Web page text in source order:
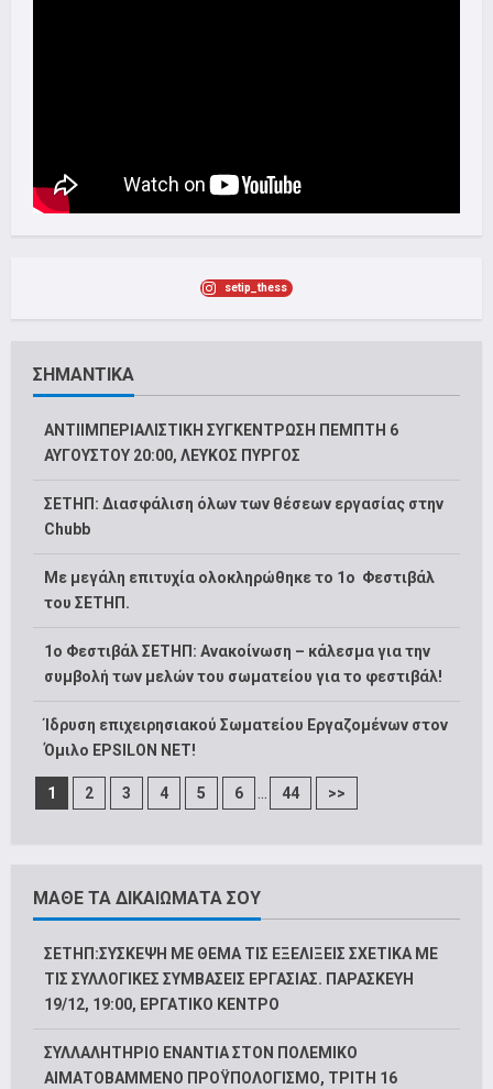
setip_thess
ΣΗΜΑΝΤΙΚΑ
ΑΝΤΙΙΜΠΕΡΙΑΛΙΣΤΙΚΗ ΣΥΓΚΕΝΤΡΩΣΗ ΠΕΜΠΤΗ 6
ΑΥΓΟΥΣΤΟΥ 20:00, ΛΕΥΚΟΣ ΠΥΡΓΟΣ
ΣΕΤΗΠ: Διασφάλιση όλων των θέσεων εργασίας στην
Chubb
Με μεγάλη επιτυχία ολοκληρώθηκε το 1ο Φεστιβάλ
του ΣΕΤΗΠ.
1o Φεστιβάλ ΣΕΤΗΠ: Ανακοίνωση – κάλεσμα για την
συμβολή των μελών του σωματείου για το φεστιβάλ!
Ίδρυση επιχειρησιακού Σωματείου Εργαζομένων στον
Όμιλο EPSILON NET!
1 2 3 4 5 6 ... 44 >>
ΜΑΘΕ ΤΑ ΔΙΚΑΙΩΜΑΤΑ ΣΟΥ
ΣΕΤΗΠ:ΣΥΣΚΕΨΗ ΜΕ ΘΕΜΑ ΤΙΣ ΕΞΕΛΙΞΕΙΣ ΣΧΕΤΙΚΑ ΜΕ
ΤΙΣ ΣΥΛΛΟΓΙΚΕΣ ΣΥΜΒΑΣΕΙΣ ΕΡΓΑΣΙΑΣ. ΠΑΡΑΣΚΕΥΗ
19/12, 19:00, ΕΡΓΑΤΙΚΟ ΚΕΝΤΡΟ
ΣΥΛΛΑΛΗΤΗΡΙΟ ΕΝΑΝΤΙΑ ΣΤΟΝ ΠΟΛΕΜΙΚΟ
ΑΙΜΑΤΟΒΑΜΜΕΝΟ ΠΡΟΫΠΟΛΟΓΙΣΜΟ, ΤΡΙΤΗ 16